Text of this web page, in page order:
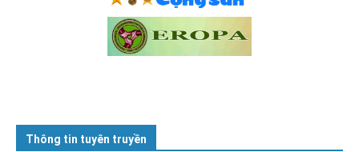
Thông tin tuyên truyền